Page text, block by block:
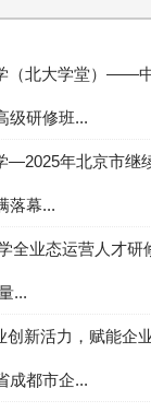
（北大学堂）——
级研修班...
—2025年北京市继
落幕...
全业态运营人才研
...
创新活力，赋能企
都市企...